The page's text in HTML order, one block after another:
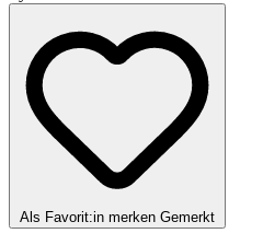
Als Favorit:in merken Gemerkt